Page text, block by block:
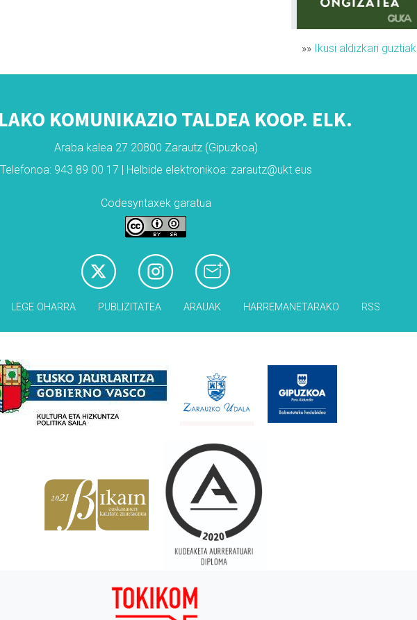
»» Ikusi aldizkari guztiak
KOMUNIKAZIO TALDEA KOOP. ELK.
Araba kalea 27 20800 Zarautz (Gipuzkoa)
Telefonoa: 943 89 00 17 | Helbide elektronikoa: zarautz@ukt.eus
Codesyntaxek garatua
LEGE OHARRA PUBLIZITATEA ARAUAK HARREMANETARAKO RSS